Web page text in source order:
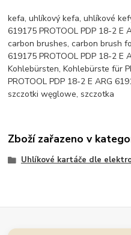
kefa, uhlíkový kefa, uhlíkové
619175 PROTOOL PDP 18-2 E
carbon brushes, carbon brush
619175 PROTOOL PDP 18-2 E
Kohlebürsten, Kohlebürste für
PROTOOL PDP 18-2 E ARG
szczotki węglowe, szczotka
Zboží zařazeno v
Uhlíkové kartáče dle